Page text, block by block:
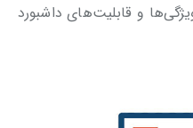
و قابلیت‌های داشبورد